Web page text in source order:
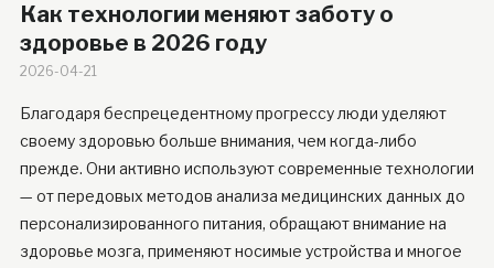
Как технологии меняют заботу о
здоровье в 2026 году
2026-04-21
Благодаря беспрецедентному прогрессу люди уделяют
своему здоровью больше внимания, чем когда-либо
прежде. Они активно используют современные технологии
— от передовых методов анализа медицинских данных до
персонализированного питания, обращают внимание на
здоровье мозга, применяют носимые устройства и многое